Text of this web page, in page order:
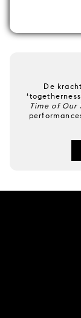
De
Time of Our